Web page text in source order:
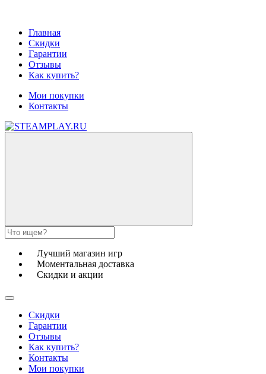
Главная
Скидки
Гарантии
Отзывы
Как купить?
Мои покупки
Контакты
Лучший магазин игр
Моментальная доставка
Скидки и акции
Скидки
Гарантии
Отзывы
Как купить?
Контакты
Мои покупки